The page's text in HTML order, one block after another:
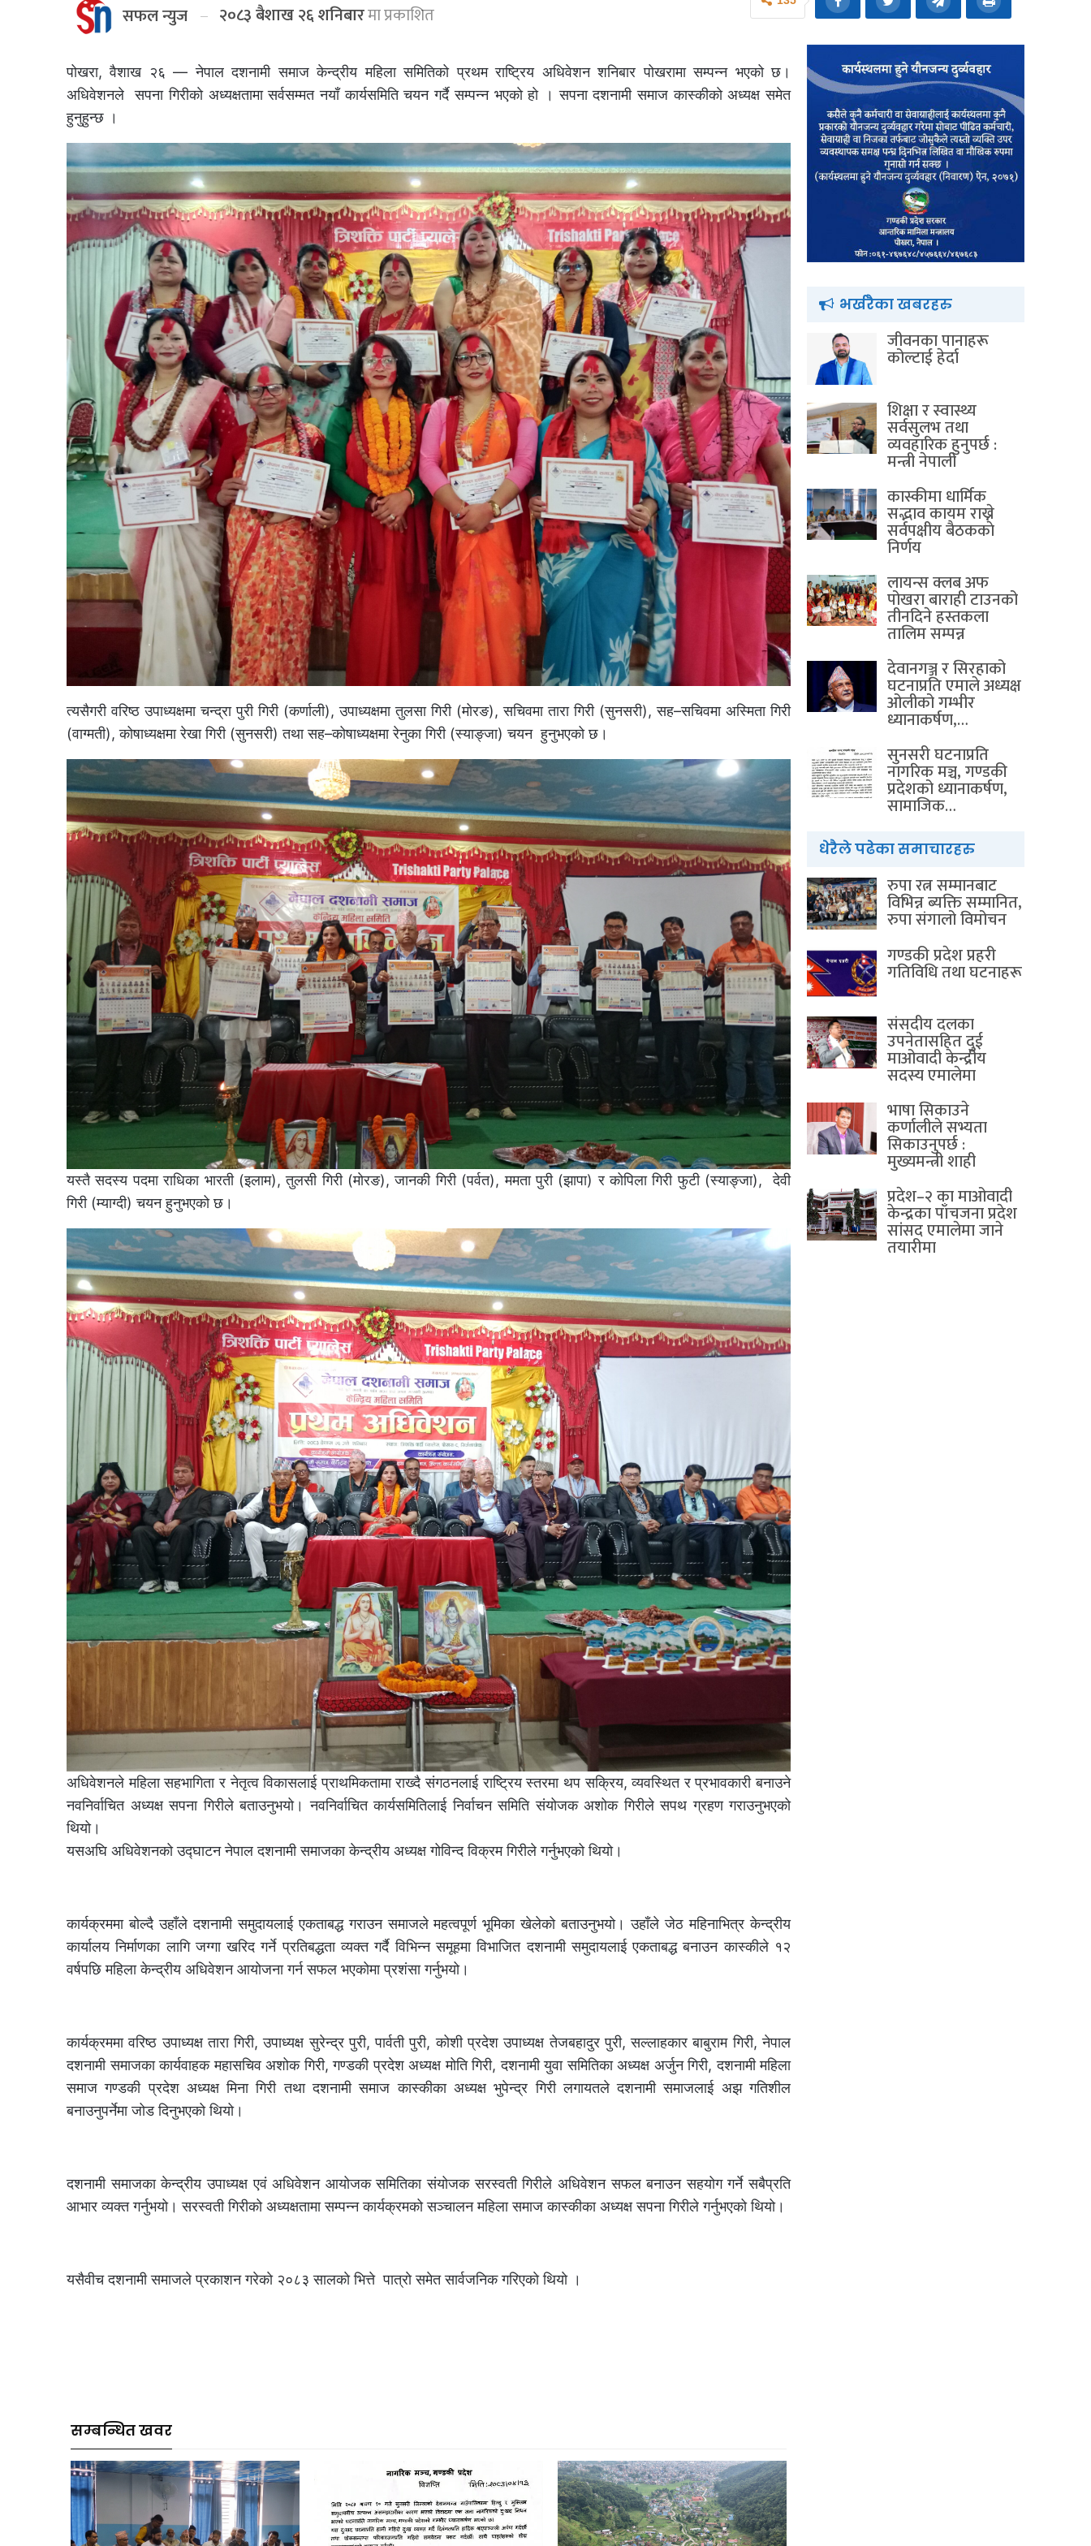
सफल न्युज २०८३ बैशाख २६ शनिबारमा प्रकाशित
पोखरा, वैशाख २६ — नेपाल दशनामी समाज केन्द्रीय महिला समितिको प्रथम राष्ट्रिय अधिवेशन शनिबार पोखरामा सम्पन्न भएको छ।
अधिवेशनले सपना गिरीकाे अध्यक्षतामा सर्वसम्मत नयाँ कार्यसमिति चयन गर्दै सम्पन्न भएकाे हाे । सपना दशनामी समाज कास्कीकाे अध्यक्ष समेत
हुनुहुन्छ ।
त्यसैगरी वरिष्ठ उपाध्यक्षमा चन्द्रा पुरी गिरी (कर्णाली), उपाध्यक्षमा तुलसा गिरी (मोरङ), सचिवमा तारा गिरी (सुनसरी), सह–सचिवमा अस्मिता गिरी
(वाग्मती), कोषाध्यक्षमा रेखा गिरी (सुनसरी) तथा सह–कोषाध्यक्षमा रेनुका गिरी (स्याङ्जा) चयन हुनुभएको छ।
यस्तै सदस्य पदमा राधिका भारती (इलाम), तुलसी गिरी (माेरङ), जानकी गिरी (पर्वत), ममता पुरी (झापा) र कोपिला गिरी फुटी (स्याङ्जा), देवी
गिरी (म्याग्दी) चयन हुनुभएको छ।
अधिवेशनले महिला सहभागिता र नेतृत्व विकासलाई प्राथमिकतामा राख्दै संगठनलाई राष्ट्रिय स्तरमा थप सक्रिय, व्यवस्थित र प्रभावकारी बनाउने
नवनिर्वाचित अध्यक्ष सपना गिरीले बताउनुभयो। नवनिर्वाचित कार्यसमितिलाई निर्वाचन समिति संयोजक अशोक गिरीले सपथ ग्रहण गराउनुभएको
थियो।
यसअघि अधिवेशनको उद्घाटन नेपाल दशनामी समाजका केन्द्रीय अध्यक्ष गोविन्द विक्रम गिरीले गर्नुभएको थियो।
कार्यक्रममा बोल्दै उहाँले दशनामी समुदायलाई एकताबद्ध गराउन समाजले महत्वपूर्ण भूमिका खेलेको बताउनुभयो। उहाँले जेठ महिनाभित्र केन्द्रीय
कार्यालय निर्माणका लागि जग्गा खरिद गर्ने प्रतिबद्धता व्यक्त गर्दै विभिन्न समूहमा विभाजित दशनामी समुदायलाई एकताबद्ध बनाउन कास्कीले १२
वर्षपछि महिला केन्द्रीय अधिवेशन आयोजना गर्न सफल भएकोमा प्रशंसा गर्नुभयो।
कार्यक्रममा वरिष्ठ उपाध्यक्ष तारा गिरी, उपाध्यक्ष सुरेन्द्र पुरी, पार्वती पुरी, कोशी प्रदेश उपाध्यक्ष तेजबहादुर पुरी, सल्लाहकार बाबुराम गिरी, नेपाल
दशनामी समाजका कार्यवाहक महासचिव अशोक गिरी, गण्डकी प्रदेश अध्यक्ष मोति गिरी, दशनामी युवा समितिका अध्यक्ष अर्जुन गिरी, दशनामी महिला
समाज गण्डकी प्रदेश अध्यक्ष मिना गिरी तथा दशनामी समाज कास्कीका अध्यक्ष भुपेन्द्र गिरी लगायतले दशनामी समाजलाई अझ गतिशील
बनाउनुपर्नेमा जोड दिनुभएको थियो।
दशनामी समाजका केन्द्रीय उपाध्यक्ष एवं अधिवेशन आयोजक समितिका संयोजक सरस्वती गिरीले अधिवेशन सफल बनाउन सहयोग गर्ने सबैप्रति
आभार व्यक्त गर्नुभयो। सरस्वती गिरीको अध्यक्षतामा सम्पन्न कार्यक्रमको सञ्चालन महिला समाज कास्कीका अध्यक्ष सपना गिरीले गर्नुभएको थियो।
यसैवीच दशनामी समाजले प्रकाशन गरेकाे २०८३ सालकाे भित्ते पात्राे समेत सार्वजनिक गरिएकाे थियाे ।
सम्बन्धित खवर
भर्खरैका खबरहरु
जीवनका पानाहरू
कोल्टाई हेर्दा
शिक्षा र स्वास्थ्य
सर्वसुलभ तथा
व्यवहारिक हुनुपर्छ :
मन्त्री नेपाली
कास्कीमा धार्मिक
सद्भाव कायम राख्ने
सर्वपक्षीय बैठककाे
निर्णय
लायन्स क्लब अफ
पोखरा बाराही टाउनको
तीनदिने हस्तकला
तालिम सम्पन्न
देवानगञ्ज र सिरहाको
घटनाप्रति एमाले अध्यक्ष
ओलीको गम्भीर
ध्यानाकर्षण,…
सुनसरी घटनाप्रति
नागरिक मञ्च, गण्डकी
प्रदेशको ध्यानाकर्षण,
सामाजिक…
धेरैले पढेका समाचारहरु
रुपा रत्न सम्मानबाट
विभिन्न ब्यक्ति सम्मानित,
रुपा संगालो विमोचन
गण्डकी प्रदेश प्रहरी
गतिविधि तथा घटनाहरू
संसदीय दलका
उपनेतासहित दुई
माओवादी केन्द्रीय
सदस्य एमालेमा
भाषा सिकाउने
कर्णालीले सभ्यता
सिकाउनुपर्छ :
मुख्यमन्त्री शाही
प्रदेश–२ का माओवादी
केन्द्रका पाँचजना प्रदेश
सांसद एमालेमा जाने
तयारीमा